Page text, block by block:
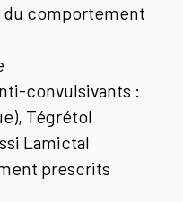
comportement
convulsivants :
Tégrétol
Lamictal
prescrits